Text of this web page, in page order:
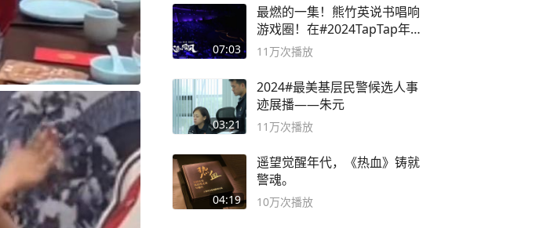
07:03
最燃的一集！熊竹英说书唱响
游戏圈！在#2024TapTap年
度游戏大赏
11万次播放
03:21
2024#最美基层民警候选人事
迹展播——朱元
11万次播放
04:19
遥望觉醒年代，《热血》铸就
警魂。
10万次播放